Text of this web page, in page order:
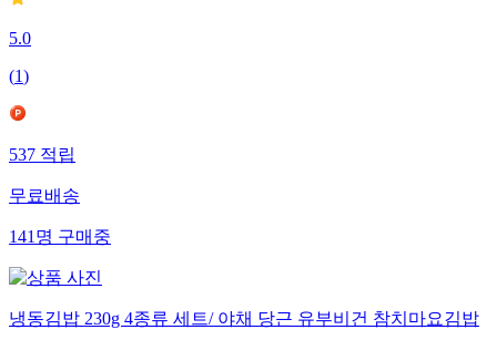
5.0
(1)
537적립
무료배송
141명구매중
냉동김밥 230g 4종류 세트/ 야채 당근 유부비건 참치마요김밥